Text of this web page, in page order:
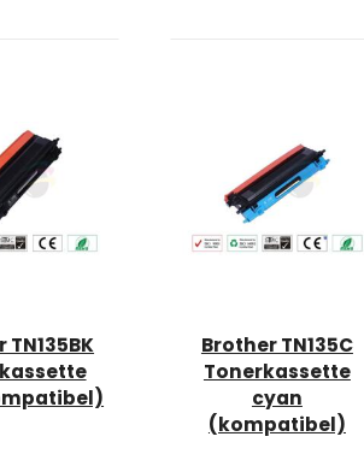
Brother TN135C
Tonerkassette
cyan
(kompatibel)